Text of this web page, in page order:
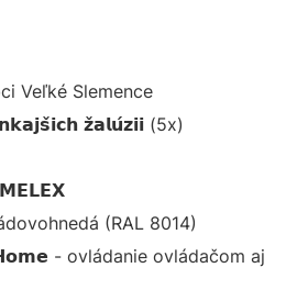
Veľké Slemence
𝘇̌𝗮𝗹𝘂́𝘇𝗶𝗶 (5x)
(RAL 8014)
- ovládanie ovládačom aj